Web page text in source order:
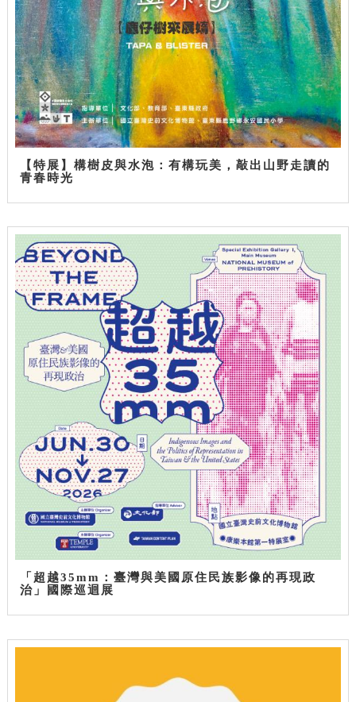
【特展】構樹皮與水泡：有構玩美，敲出山野走讀的
青春時光
「超越35mm：臺灣與美國原住民族影像的再現政
治」國際巡迴展